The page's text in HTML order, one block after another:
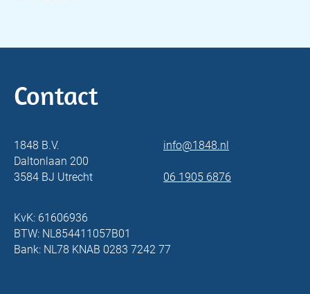
Contact
1848 B.V.
Daltonlaan 200
3584 BJ Utrecht
info@1848.nl
06 1905 6876
KvK: 61606936
BTW: NL854411057B01
Bank: NL78 KNAB 0283 7242 77